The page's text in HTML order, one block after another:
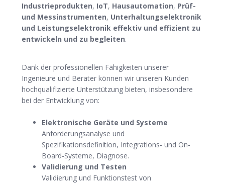
Industrieprodukten, IoT, Hausautomation, Prüf-
und Messinstrumenten, Unterhaltungselektronik
und Leistungselektronik effektiv und effizient zu
entwickeln und zu begleiten.
Dank der professionellen Fähigkeiten unserer
Ingenieure und Berater können wir unseren Kunden
hochqualifizierte Unterstützung bieten, insbesondere
bei der Entwicklung von:
Elektronische Geräte und Systeme
Anforderungsanalyse und
Spezifikationsdefinition, Integrations- und On-
Board-Systeme, Diagnose.
Validierung und Testen
Validierung und Funktionstest von